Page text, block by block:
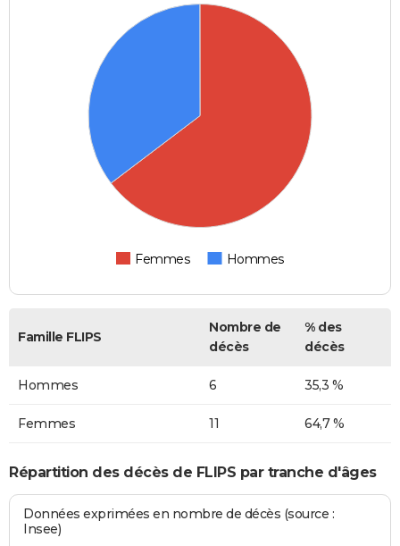
Femmes Hommes
Famille FLIPS
Nombre de
décès
% des
décès
Hommes 6 35,3 %
Femmes 11 64,7 %
Répartition des décès de FLIPS par tranche d'âges
Données exprimées en nombre de décès (source :
Insee)